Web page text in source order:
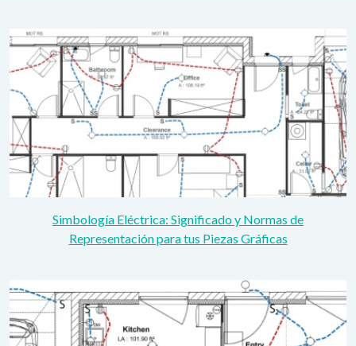
Simbología Eléctrica: Significado y Normas de
Representación para tus Piezas Gráficas